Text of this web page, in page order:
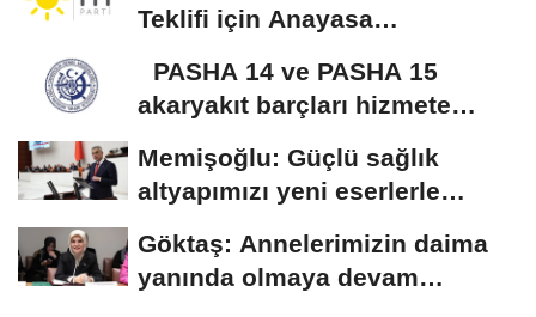
Teklifi için Anayasa
PASHA 14 ve PASHA 15
akaryakıt barçları hizmete
Memişoğlu: Güçlü sağlık
altyapımızı yeni eserlerle
Göktaş: Annelerimizin daima
yanında olmaya devam